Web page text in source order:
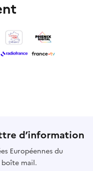
d’information
Européennes du
mail.